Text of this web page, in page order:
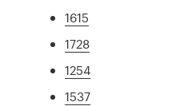
1615
1728
1254
1537